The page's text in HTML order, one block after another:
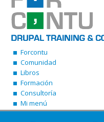
Forcontu
Comunidad
Libros
Formación
Consultoría
Mi menú